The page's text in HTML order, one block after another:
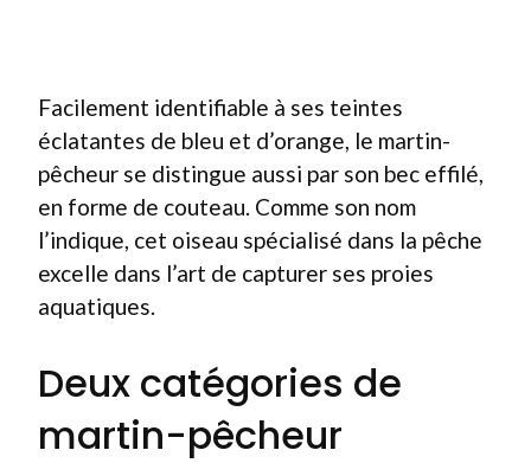
Facilement identifiable à ses teintes
éclatantes de bleu et d’orange, le martin-
pêcheur se distingue aussi par son bec effilé,
en forme de couteau. Comme son nom
l’indique, cet oiseau spécialisé dans la pêche
excelle dans l’art de capturer ses proies
aquatiques.
Deux catégories de
martin-pêcheur